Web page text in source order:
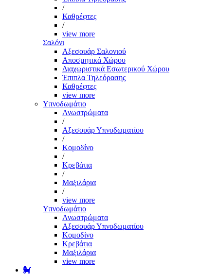
/
Καθρέφτες
/
view more
Σαλόνι
Αξεσουάρ Σαλονιού
Αποσμητικά Χώρου
Διαχωριστικά Εσωτερικού Χώρου
Έπιπλα Τηλεόρασης
Καθρέφτες
view more
Υπνοδωμάτιο
Ανωστρώματα
/
Αξεσουάρ Υπνοδωματίου
/
Κομοδίνο
/
Κρεβάτια
/
Μαξιλάρια
/
view more
Υπνοδωμάτιο
Ανωστρώματα
Αξεσουάρ Υπνοδωματίου
Κομοδίνο
Κρεβάτια
Μαξιλάρια
view more